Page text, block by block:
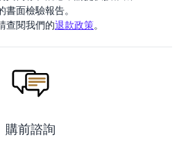
書面檢驗報告。
查閱我們的退款政策。
購前諮詢